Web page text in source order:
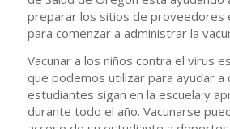
preparar los sitios de proveedores
para comenzar a administrar la
Vacunar a los niños contra el virus
que podemos utilizar para ayudar a
estudiantes sigan en la escuela y
durante todo el año. Vacunarse